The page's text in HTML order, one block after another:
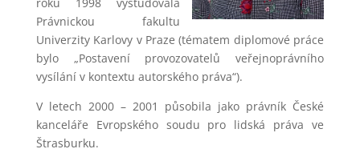
Právnickou fakultu
Univerzity Karlovy v Praze (tématem diplomové práce
bylo „Postavení provozovatelů veřejnoprávního
vysílání v kontextu autorského práva“).
V letech 2000 – 2001 působila jako právník České
kanceláře Evropského soudu pro lidská práva ve
Štrasburku.